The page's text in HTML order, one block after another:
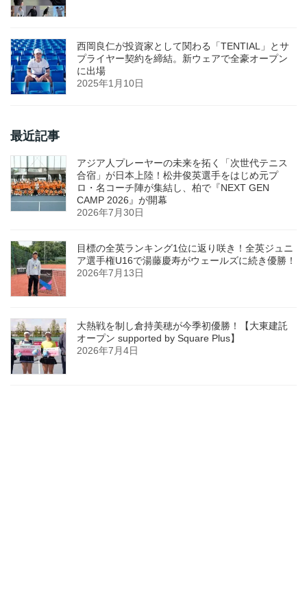
西岡良仁が投資家として関わる「TENTIAL」とサ
プライヤー契約を締結。新ウェアで全豪オープン
に出場
2025年1月10日
最近記事
アジア人プレーヤーの未来を拓く「次世代テニス
合宿」が日本上陸！松井俊英選手をはじめ元プ
ロ・名コーチ陣が集結し、柏で『NEXT GEN
CAMP 2026』が開幕
2026年7月30日
目標の全英ランキング1位に返り咲き！全英ジュニ
ア選手権U16で湯藤慶寿がウェールズに続き優勝！
2026年7月13日
大熱戦を制し倉持美穂が今季初優勝！【大東建託
オープン supported by Square Plus】
2026年7月4日